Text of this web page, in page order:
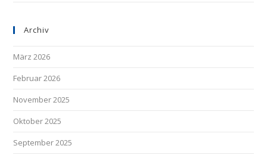
Archiv
März 2026
Februar 2026
November 2025
Oktober 2025
September 2025